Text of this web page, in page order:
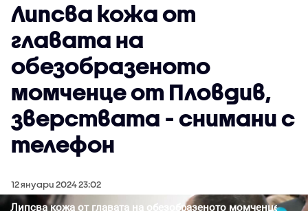
Липсва кожа от
главата на
обезобразеното
момченце от Пловдив,
зверствата - снимани с
телефон
12 януари 2024 23:02